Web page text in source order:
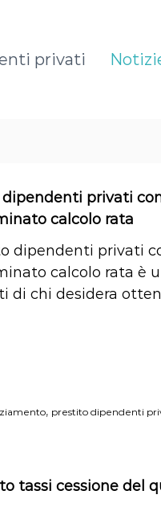
privati
dipendenti privati
calcolo rata
dipendenti privati
calcolo rata è
di chi desidera
, prestito dipendenti
tassi cessione del